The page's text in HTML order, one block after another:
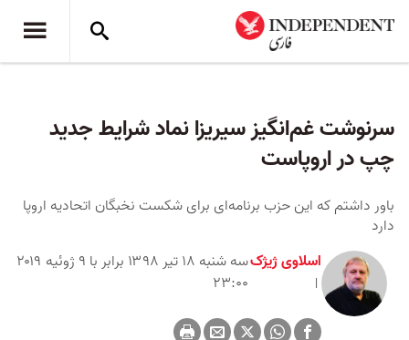
سرنوشت غم‌انگیز سیریزا نماد شرایط جدید
چپ در اروپاست
باور داشتم که این حزب برنامه‌ای برای شکست نخبگان اتحادیه اروپا
دارد
اسلاوی ژیژک
سه شنبه ۱۸ تیر ۱۳۹۸ برابر با ۹ ژوئیه ۲۰۱۹
۲۳:۰۰